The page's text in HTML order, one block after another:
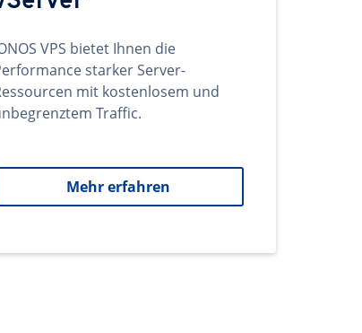
VPS bietet Ihnen die
starker Server-
mit kostenlosem und
Traffic.
Mehr erfahren